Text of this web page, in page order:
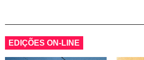
EDIÇÕES ON-LINE